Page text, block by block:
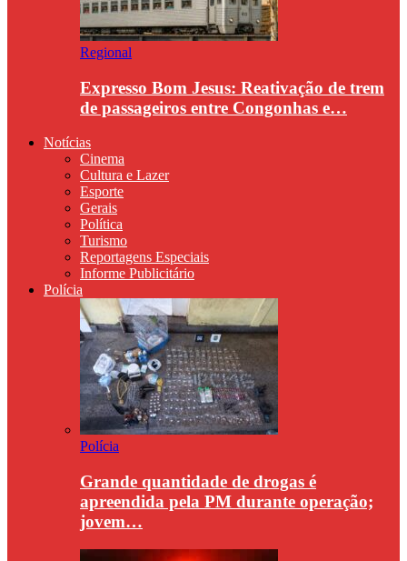
Regional
Expresso Bom Jesus: Reativação de trem
de passageiros entre Congonhas e…
Notícias
Cinema
Cultura e Lazer
Esporte
Gerais
Política
Turismo
Reportagens Especiais
Informe Publicitário
Polícia
Polícia
Grande quantidade de drogas é
apreendida pela PM durante operação;
jovem…